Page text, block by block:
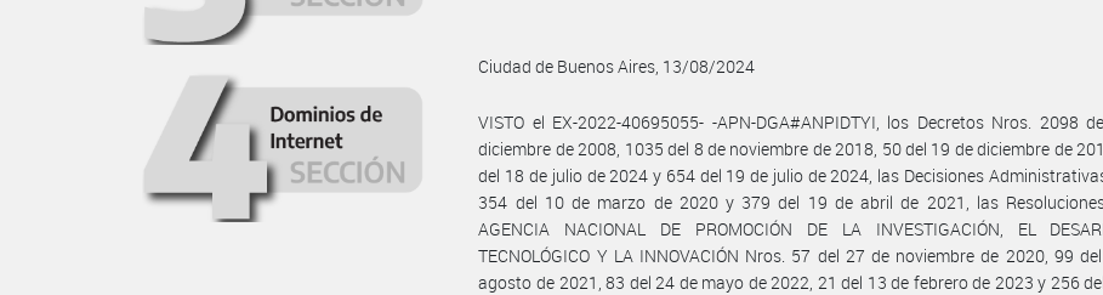
Ciudad de Buenos Aires, 13/08/2024
VISTO el EX-2022-40695055- -APN-DGA#ANPIDTYI, los Decretos Nros. 2098
diciembre de 2008, 1035 del 8 de noviembre de 2018, 50 del 19 de diciembre de
del 18 de julio de 2024 y 654 del 19 de julio de 2024, las Decisiones
354 del 10 de marzo de 2020 y 379 del 19 de abril de 2021, las
AGENCIA NACIONAL DE PROMOCIÓN DE LA INVESTIGACIÓN, EL
TECNOLÓGICO Y LA INNOVACIÓN Nros. 57 del 27 de noviembre de 2020, 99
agosto de 2021, 83 del 24 de mayo de 2022, 21 del 13 de febrero de 2023 y 256